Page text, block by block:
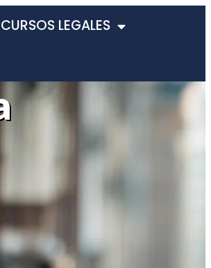
LEGALES